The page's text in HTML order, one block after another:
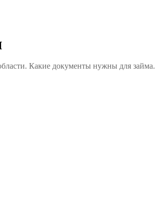
Какие документы нужны для займа.